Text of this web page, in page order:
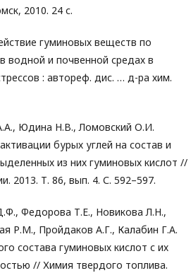
2010. 24 с.
гуминовых веществ по
водной и почвенной средах в
: автореф. дис. … д-ра хим.
Юдина Н.В., Ломовский О.И.
бурых углей на состав и
из них гуминовых кислот //
2013. Т. 86, вып. 4. С. 592–597.
Федорова Т.Е., Новикова Л.Н.,
Р.М., Пройдаков А.Г., Калабин Г.А.
состава гуминовых кислот с их
// Химия твердого топлива.